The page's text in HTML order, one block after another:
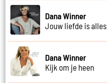
Dana Winner
Jouw liefde is alles
Dana Winner
Kijk om je heen